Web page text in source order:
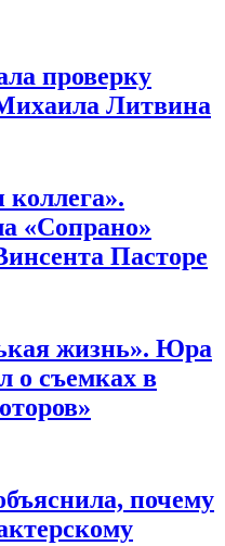
проверку
Литвина
«Сопрано»
Пасторе
жизнь». Юра
о съемках в
почему